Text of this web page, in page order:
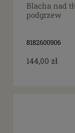
Blacha nad
podgrzew
8182600906
144,00 zł